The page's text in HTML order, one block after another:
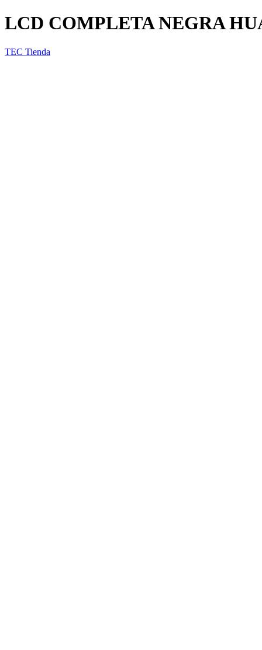
LCD COMPLETA NEGRA
TEC Tienda